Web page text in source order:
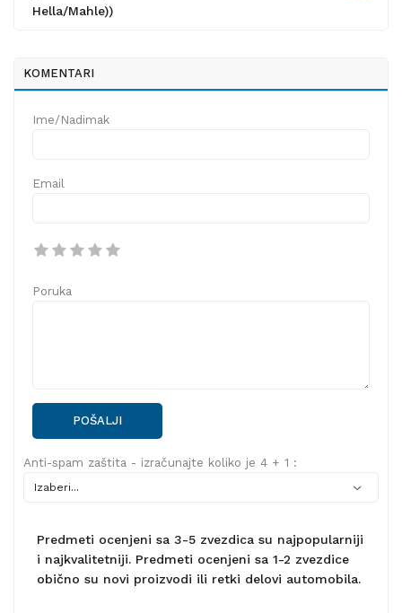
Hella/Mahle))
KOMENTARI
Ime/Nadimak
Email
Poruka
POŠALJI
Anti-spam zaštita - izračunajte koliko je 4 + 1 :
Predmeti ocenjeni sa 3-5 zvezdica su najpopularniji
i najkvalitetniji. Predmeti ocenjeni sa 1-2 zvezdice
obično su novi proizvodi ili retki delovi automobila.